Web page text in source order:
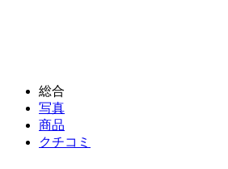
総合
写真
商品
クチコミ